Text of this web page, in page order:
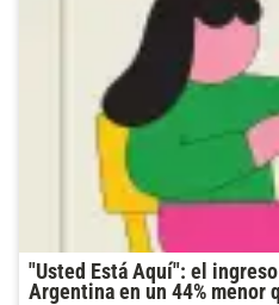
"Usted Está Aquí": el
Argentina en un 44% menor